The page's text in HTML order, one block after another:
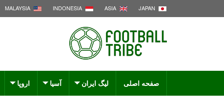
JAPAN
ASIA
INDONESIA
MALAYSIA
صفحه اصلی لیگ ایران آسیا اروپا